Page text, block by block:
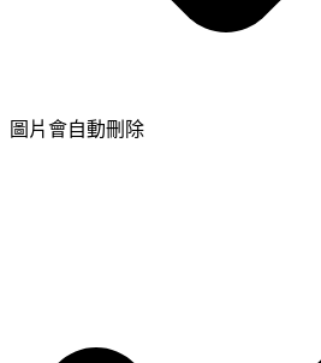
圖片會自動刪除